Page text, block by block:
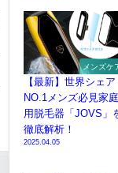
メンズケ
【最新】世界シェア
NO.1メンズ必見家庭
用脱毛器「JOVS」
徹底解析！
2025.04.05